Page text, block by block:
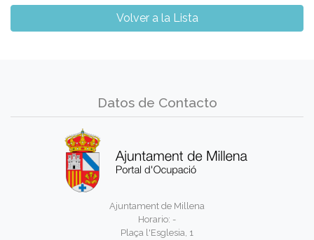
Volver a la Lista
Datos de Contacto
Ajuntament de Millena
Horario: -
Plaça l'Esglesia, 1